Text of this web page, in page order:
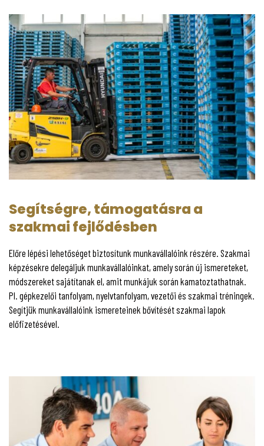
Segítségre, támogatásra a
szakmai fejlődésben
Előre lépési lehetőséget biztosítunk munkavállalóink részére. Szakmai
képzésekre delegáljuk munkavállalóinkat, amely során új ismereteket,
módszereket sajátítanak el, amit munkájuk során kamatoztathatnak.
Pl. gépkezelői tanfolyam, nyelvtanfolyam, vezetői és szakmai tréningek.
Segítjük munkavállalóink ismereteinek bővítését szakmai lapok
előfizetésével.